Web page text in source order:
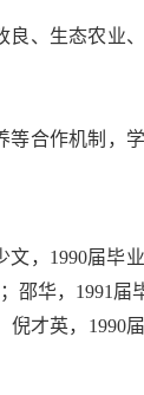
、生态农业
合作机制，
，1990届毕
邵华，1991
才英，1990